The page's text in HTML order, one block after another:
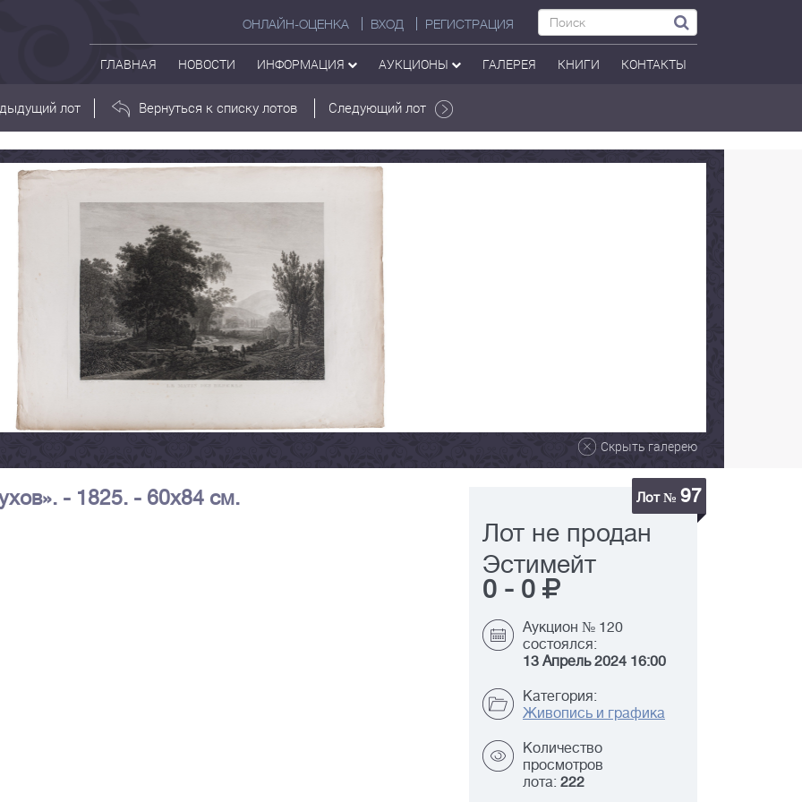
ОНЛАЙН-ОЦЕНКА ВХОД РЕГИСТРАЦИЯ
ГЛАВНАЯ НОВОСТИ ИНФОРМАЦИЯ АУКЦИОНЫ ГАЛЕРЕЯ КНИГИ КОНТАКТЫ
лот Вернуться к списку лотов Следующий лот
Скрыть галерею
- 1825. - 60х84 см. Лот № 97
Лот не продан
Эстимейт
0 - 0
Аукцион № 120
состоялся:
13 Апрель 2024 16:00
Категория:
Живопись и графика
Количество
просмотров
лота: 222